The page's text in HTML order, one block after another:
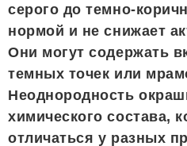
серого до темно-
нормой и не снижает
Они могут содержать
темных точек или
Неоднородность
химического состава,
отличаться у разных